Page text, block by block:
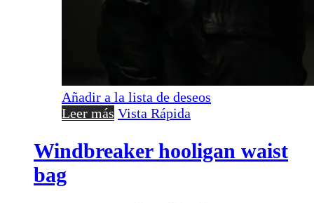
Añadir a la lista de deseos
Leer más Vista Rápida
Windbreaker hooligan waist
bag